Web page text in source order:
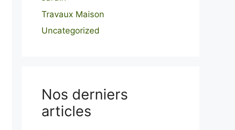
Travaux Maison
Uncategorized
Nos derniers
articles